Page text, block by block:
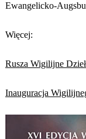
Ewangelicko-
Więcej:
Rusza Wigilijne
Inauguracja